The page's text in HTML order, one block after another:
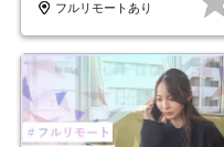
フルリモートあり